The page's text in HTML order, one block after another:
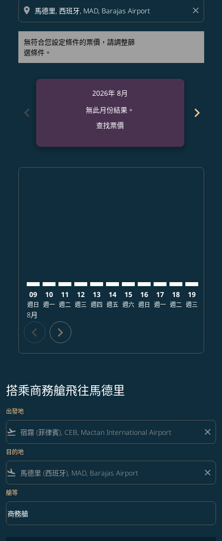
location_on close
無符合您設定條件的票價，請調整篩
選條件。
chevron_left
2026年 8月
無此月份結果。
查找票價
chevron_right
09
週日
8月
10
週一
11
週二
12
週三
13
週四
14
週五
15
週六
16
週日
17
週一
18
週二
19
週三
chevron_left chevron_right
搭乘商務艙飛往馬德里
出發地
flight_takeoff close
目的地
flight_land close
艙等
艙等 option 商務艙 Selected
商務艙
keyboard_arrow_down